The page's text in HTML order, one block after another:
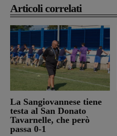
Articoli correlati
La Sangiovannese tiene
testa al San Donato
Tavarnelle, che però
passa 0-1